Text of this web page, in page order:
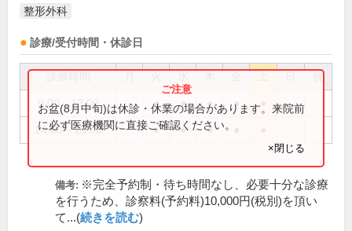
整形外科
診療/受付時間・休診日
祝
9:00～13:00 ● ● ● ●
14:00～18:00 ● ● ●
お盆(8月中旬)は休診・休業の場合があります。来院前
に必ず医療機関に直接ご確認ください。
×閉じる
備考: ※完全予約制・待ち時間なし、必要十分な診療
を行うため、診察料(予約料)10,000円(税別)を頂い
て...(続きを読む)